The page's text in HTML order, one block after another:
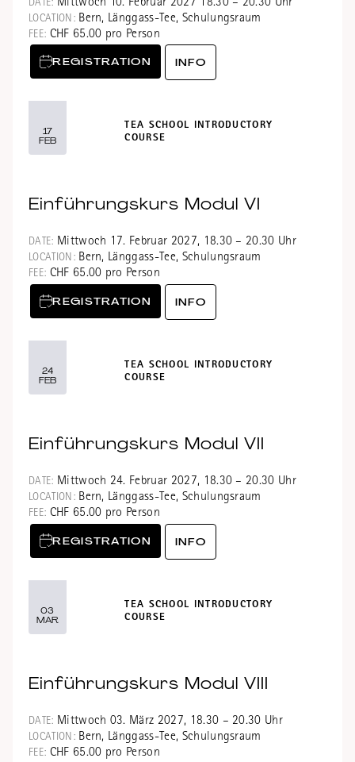
DATE: Mittwoch 10. Februar 2027 18.30 – 20.30 Uhr
LOCATION:Bern, Länggass-Tee, Schulungsraum
FEE: CHF 65.00 pro Person
REGISTRATION INFO
17
FEB
TEA SCHOOL INTRODUCTORY
COURSE
Einführungskurs Modul VI
DATE: Mittwoch 17. Februar 2027, 18.30 – 20.30 Uhr
LOCATION:Bern, Länggass-Tee, Schulungsraum
FEE: CHF 65.00 pro Person
REGISTRATION INFO
24
FEB
TEA SCHOOL INTRODUCTORY
COURSE
Einführungskurs Modul VII
DATE: Mittwoch 24. Februar 2027, 18.30 – 20.30 Uhr
LOCATION:Bern, Länggass-Tee, Schulungsraum
FEE: CHF 65.00 pro Person
REGISTRATION INFO
03
MAR
TEA SCHOOL INTRODUCTORY
COURSE
Einführungskurs Modul VIII
DATE: Mittwoch 03. März 2027, 18.30 – 20.30 Uhr
LOCATION:Bern, Länggass-Tee, Schulungsraum
FEE: CHF 65.00 pro Person